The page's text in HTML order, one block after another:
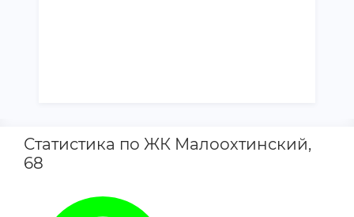
Статистика по ЖК Малоохтинский,
68